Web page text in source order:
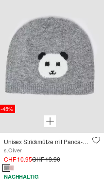
-45%
Unisex Strickmütze mit Panda-Motiv
s.Oliver
CHF 10.95CHF 19.90
NACHHALTIG